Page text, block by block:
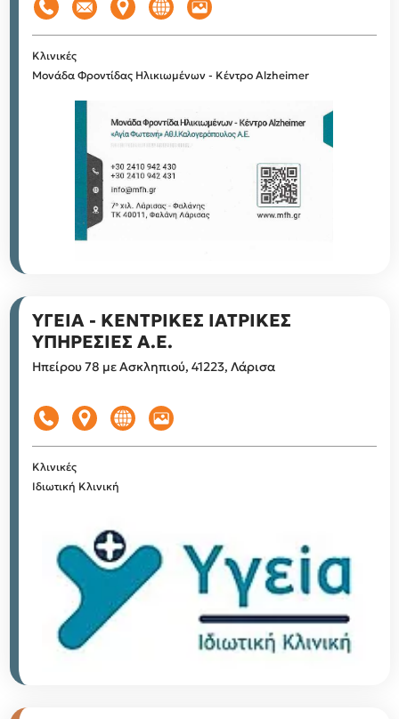
Κλινικές
Μονάδα Φροντίδας Ηλικιωμένων - Κέντρο Alzheimer
ΥΓΕΙΑ - ΚΕΝΤΡΙΚΕΣ ΙΑΤΡΙΚΕΣ
ΥΠΗΡΕΣΙΕΣ Α.Ε.
Ηπείρου 78 με Ασκληπιού, 41223, Λάρισα
Κλινικές
Ιδιωτική Κλινική